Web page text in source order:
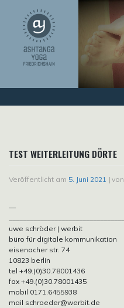
springen
TEST WEITERLEITUNG DÖRTE
Veröffentlicht am 5. Juni 2021 | von
—
uwe schröder | werbit
büro für digitale kommunikation
eisenacher str. 74
10823 berlin
tel +49.(0)30.78001436
fax +49.(0)30.78001435
mobil 0171.6455938
mail schroeder@werbit.de